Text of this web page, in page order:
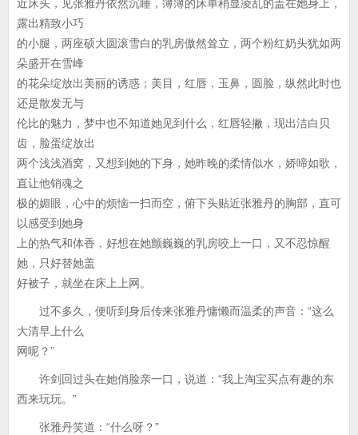
近床头，见张雅丹依然沉睡，簿簿的床单稍显凌乱的盖在她身上，
露出精致小巧
的小腿，两座硕大圆滚雪白的乳房傲然耸立，两个粉红奶头犹如两
朵盛开在雪峰
的花朵绽放出美丽的诱惑；美目，红唇，玉鼻，圆脸，纵然此时也
还是散发无与
伦比的魅力，梦中也不知道她见到什么，红唇轻撇，现出洁白贝
齿，脸蛋绽放出
两个浅浅酒窝，又想到她的下身，她昨晚的柔情似水，娇啼如歌，
直让他销魂之
极的媚眼，心中的烦恼一扫而空，俯下头贴近张雅丹的胸部，直可
以感受到她身
上的热气和体香，好想在她颤巍巍的乳房咬上一口，又不忍惊醒
她，只好替她盖
好被子，就坐在床上上网。
过不多久，便听到身后传来张雅丹慵懒而温柔的声音：“这么
大清早上什么
网呢？”
许剑回过头在她俏脸亲一口，说道：“我上淘宝买点有趣的东
西来玩玩。”
张雅丹笑道：“什么呀？”